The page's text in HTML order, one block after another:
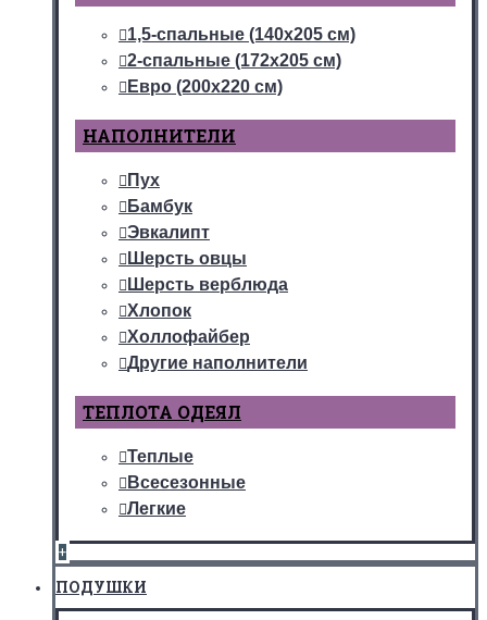
1,5-спальные (140х205 см)
2-спальные (172х205 см)
Евро (200х220 см)
НАПОЛНИТЕЛИ
Пух
Бамбук
Эвкалипт
Шерсть овцы
Шерсть верблюда
Хлопок
Холлофайбер
Другие наполнители
ТЕПЛОТА ОДЕЯЛ
Теплые
Всесезонные
Легкие
+
ПОДУШКИ